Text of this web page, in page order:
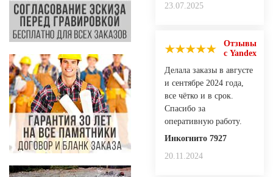
23.07.2025
Отзывы
с Yandex
Делала заказы в августе
и сентябре 2024 года,
все чётко и в срок.
Спасибо за
оперативную работу.
Инкогнито 7927
20.11.2024